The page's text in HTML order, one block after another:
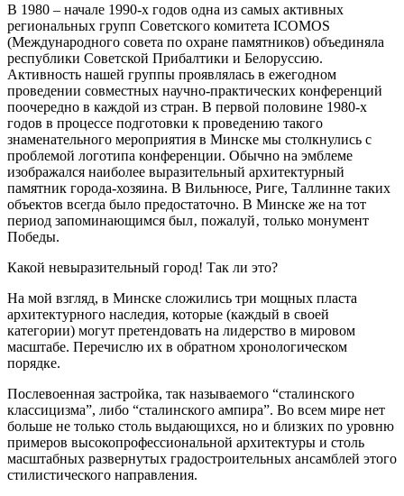
В 1980 – начале 1990-х годов одна из самых активных
региональных групп Советского комитета ICOMOS
(Международного совета по охране памятников) объединяла
республики Советской Прибалтики и Белоруссию.
Активность нашей группы проявлялась в ежегодном
проведении совместных научно-практических конференций
поочередно в каждой из стран. В первой половине 1980-х
годов в процессе подготовки к проведению такого
знаменательного мероприятия в Минске мы столкнулись с
проблемой логотипа конференции. Обычно на эмблеме
изображался наиболее выразительный архитектурный
памятник города-хозяина. В Вильнюсе, Риге, Таллинне таких
объектов всегда было предостаточно. В Минске же на тот
период запоминающимся был‚ пожалуй‚ только монумент
Победы.
Какой невыразительный город! Так ли это?
На мой взгляд, в Минске сложились три мощных пласта
архитектурного наследия, которые (каждый в своей
категории) могут претендовать на лидерство в мировом
масштабе. Перечислю их в обратном хронологическом
порядке.
Послевоенная застройка, так называемого “сталинского
классицизма”, либо “сталинского ампира”. Во всем мире нет
больше не только столь выдающихся, но и близких по уровню
примеров высокопрофессиональной архитектуры и столь
масштабных развернутых градостроительных ансамблей этого
стилистического направления.